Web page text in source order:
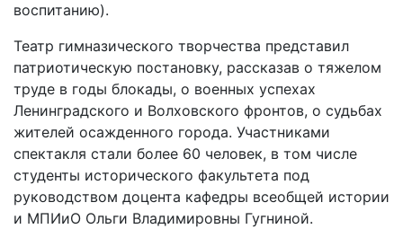
воспитанию).
Театр гимназического творчества представил
патриотическую постановку, рассказав о тяжелом
труде в годы блокады, о военных успехах
Ленинградского и Волховского фронтов, о судьбах
жителей осажденного города. Участниками
спектакля стали более 60 человек, в том числе
студенты исторического факультета под
руководством доцента кафедры всеобщей истории
и МПИиО Ольги Владимировны Гугниной.